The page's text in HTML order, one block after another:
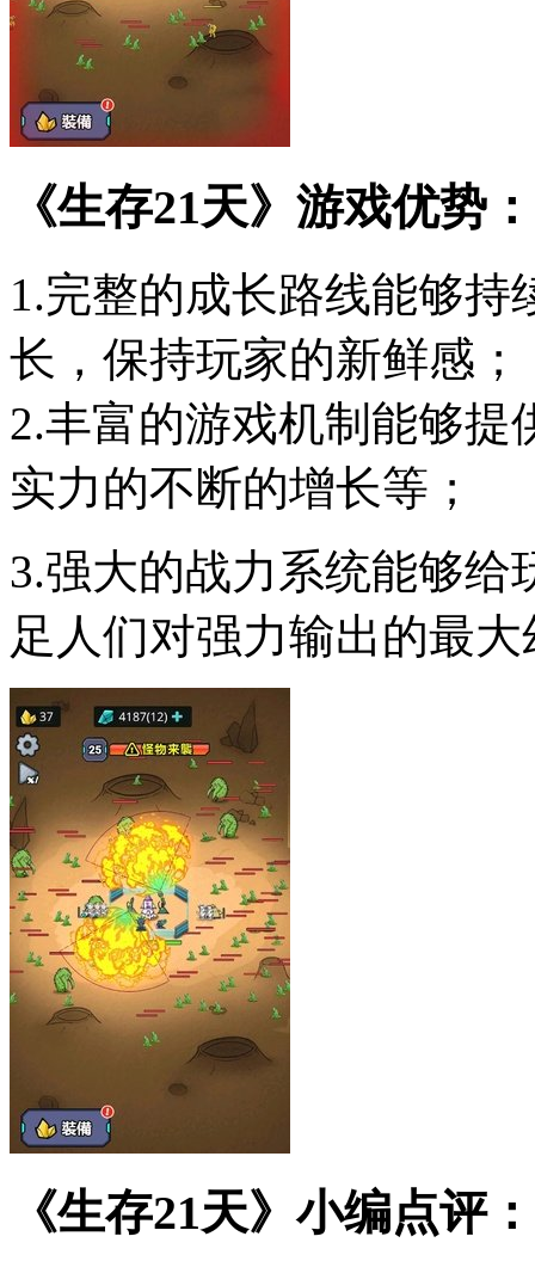
《生存21天》游戏优势：
1.完整的成长路线能够
长，保持玩家的新鲜感；
2.丰富的游戏机制能够
实力的不断的增长等；
3.强大的战力系统能够
足人们对强力输出的最
《生存21天》小编点评：